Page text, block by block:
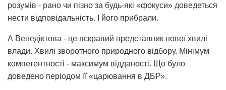
розумів - рано чи пізно за будь-які «фокуси» доведеться
нести відповідальність. І його прибрали.
А Венедіктова - це яскравий представник нової хвилі
влади. Хвилі зворотного природного відбору. Мінімум
компетентності - максимум відданості. Що було
доведено періодом її «царювання в ДБР».